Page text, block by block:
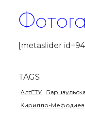
[metaslider
TAGS
АлтГТУ
Кирилло-